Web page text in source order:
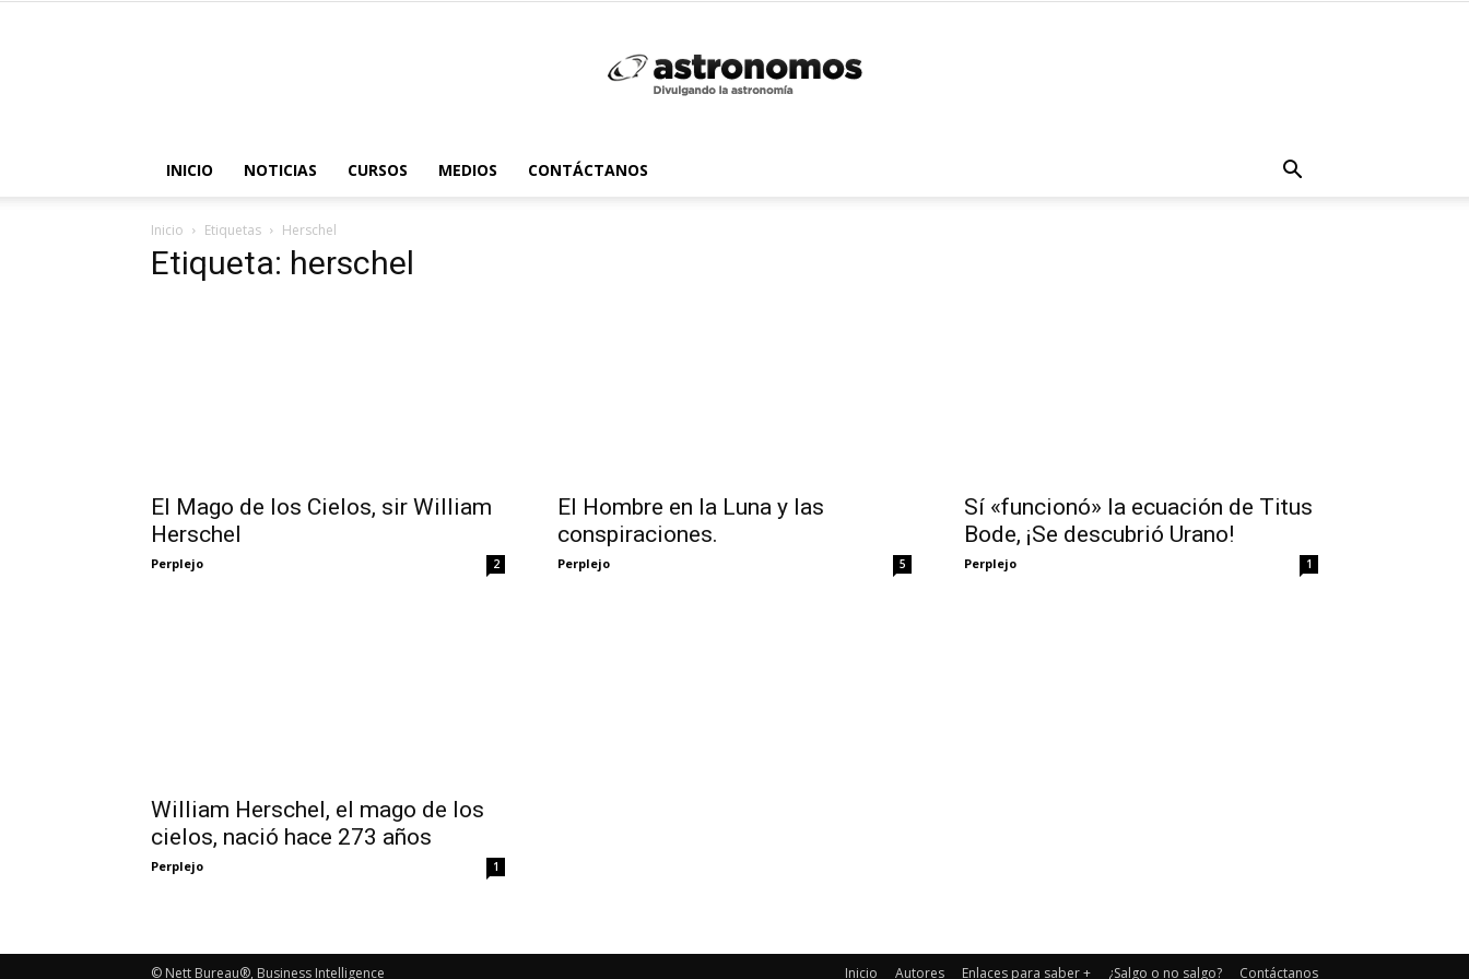
INICIO NOTICIAS CURSOS MEDIOS CONTÁCTANOS
Inicio Etiquetas Herschel
Etiqueta: herschel
El Mago de los Cielos, sir William
Herschel
Perplejo 2
El Hombre en la Luna y las
conspiraciones.
Perplejo 5
Sí «funcionó» la ecuación de Titus
Bode, ¡Se descubrió Urano!
Perplejo 1
William Herschel, el mago de los
cielos, nació hace 273 años
Perplejo 1
Inicio Autores Enlaces para saber + ¿Salgo o no salgo? Contáctanos
© Nett Bureau®, Business Intelligence